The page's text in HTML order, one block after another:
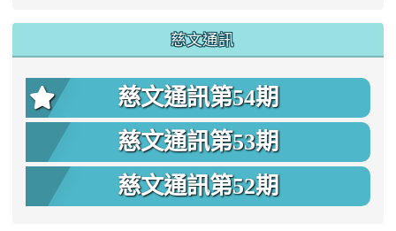
慈文通訊
慈文通訊第54期
慈文通訊第53期
慈文通訊第52期